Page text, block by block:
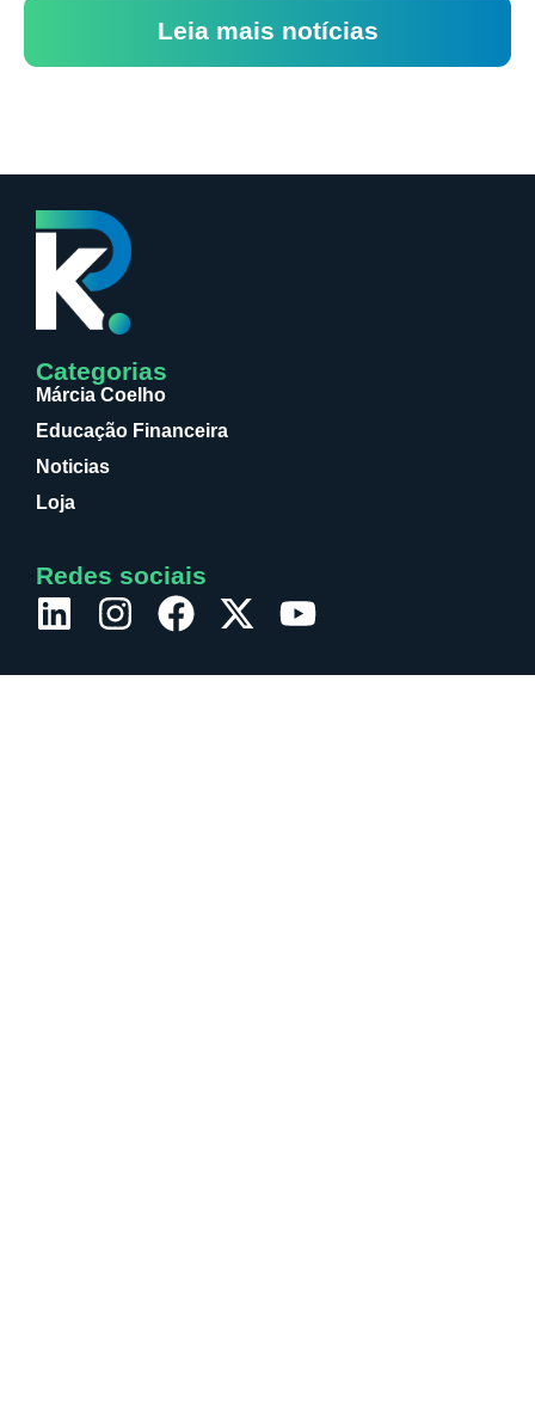
Leia mais notícias
Categorias
Márcia Coelho
Educação Financeira
Noticias
Loja
Redes sociais